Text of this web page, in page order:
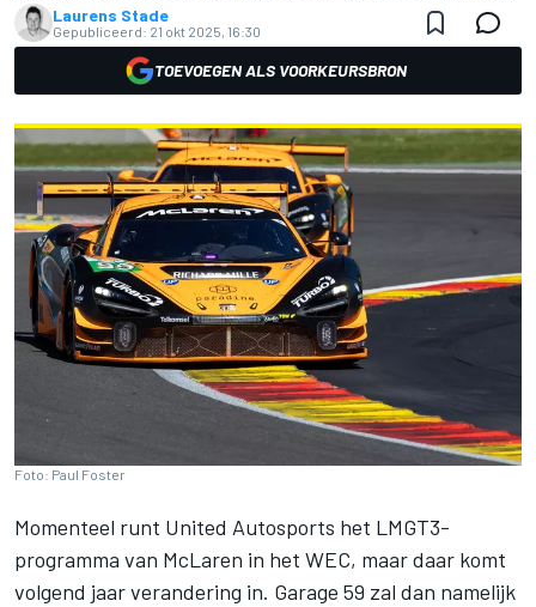
Laurens Stade
Gepubliceerd: 21 okt 2025, 16:30
TOEVOEGEN ALS VOORKEURSBRON
Foto: Paul Foster
Momenteel runt United Autosports het LMGT3-
programma van McLaren in het WEC, maar daar komt
volgend jaar verandering in. Garage 59 zal dan namelijk